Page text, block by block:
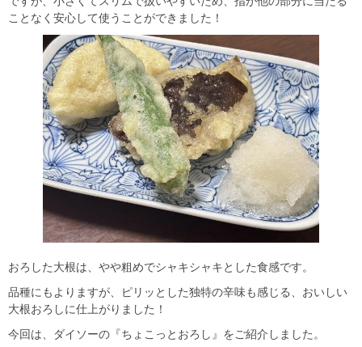
ことなく安心して使うことができました！
おろした大根は、やや粗めでシャキシャキとした食感です。
品種にもよりますが、ピリッとした独特の辛味も感じる、おいしい
大根おろしに仕上がりました！
今回は、ダイソーの『ちょこっとおろし』をご紹介しました。